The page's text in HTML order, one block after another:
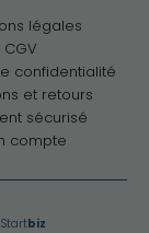
légales
CGV
confidentialité
et retours
sécurisé
compte
Startbiz